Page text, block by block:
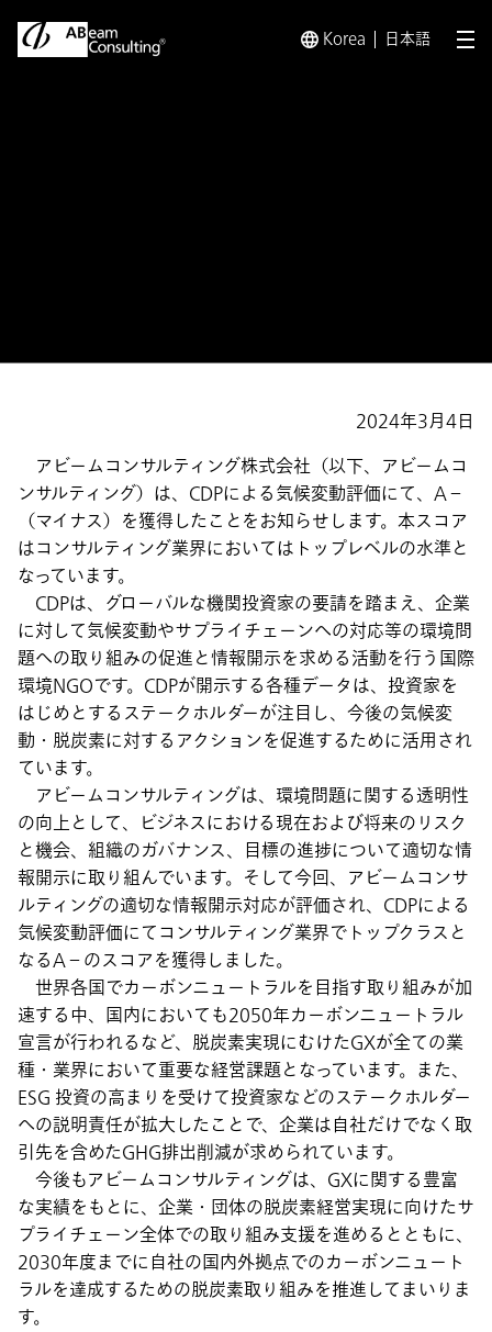
Korea 日本語 メ
2024年3月4日
アビームコンサルティング株式会社（以下、アビームコ
ンサルティング）は、CDPによる気候変動評価にて、A－
（マイナス）を獲得したことをお知らせします。本スコア
はコンサルティング業界においてはトップレベルの水準と
なっています。
CDPは、グローバルな機関投資家の要請を踏まえ、企業
に対して気候変動やサプライチェーンへの対応等の環境問
題への取り組みの促進と情報開示を求める活動を行う国際
環境NGOです。CDPが開示する各種データは、投資家を
はじめとするステークホルダーが注目し、今後の気候変
動・脱炭素に対するアクションを促進するために活用され
ています。
アビームコンサルティングは、環境問題に関する透明性
の向上として、ビジネスにおける現在および将来のリスク
と機会、組織のガバナンス、目標の進捗について適切な情
報開示に取り組んでいます。そして今回、アビームコンサ
ルティングの適切な情報開示対応が評価され、CDPによる
気候変動評価にてコンサルティング業界でトップクラスと
なるA－のスコアを獲得しました。
世界各国でカーボンニュートラルを目指す取り組みが加
速する中、国内においても2050年カーボンニュートラル
宣言が行われるなど、脱炭素実現にむけたGXが全ての業
種・業界において重要な経営課題となっています。また、
ESG 投資の高まりを受けて投資家などのステークホルダー
への説明責任が拡大したことで、企業は自社だけでなく取
引先を含めたGHG排出削減が求められています。
今後もアビームコンサルティングは、GXに関する豊富
な実績をもとに、企業・団体の脱炭素経営実現に向けたサ
プライチェーン全体での取り組み支援を進めるとともに、
2030年度までに自社の国内外拠点でのカーボンニュート
ラルを達成するための脱炭素取り組みを推進してまいりま
す。